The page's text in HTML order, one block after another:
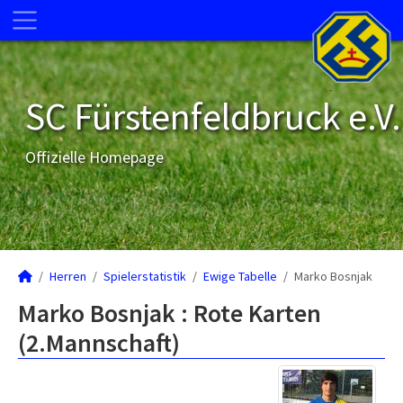
SC Fürstenfeldbruck e.V.
Offizielle Homepage
Herren Spielerstatistik Ewige Tabelle Marko Bosnjak
Marko Bosnjak : Rote Karten
(2.Mannschaft)